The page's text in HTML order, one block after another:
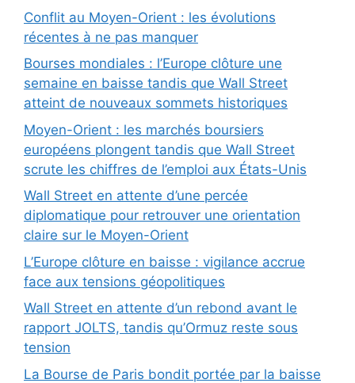
Conflit au Moyen-Orient : les évolutions
récentes à ne pas manquer
Bourses mondiales : l’Europe clôture une
semaine en baisse tandis que Wall Street
atteint de nouveaux sommets historiques
Moyen-Orient : les marchés boursiers
européens plongent tandis que Wall Street
scrute les chiffres de l’emploi aux États-Unis
Wall Street en attente d’une percée
diplomatique pour retrouver une orientation
claire sur le Moyen-Orient
L’Europe clôture en baisse : vigilance accrue
face aux tensions géopolitiques
Wall Street en attente d’un rebond avant le
rapport JOLTS, tandis qu’Ormuz reste sous
tension
La Bourse de Paris bondit portée par la baisse